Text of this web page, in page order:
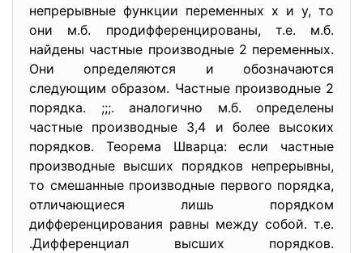
непрерывные функции переменных х и у, то
они м.б. продифференцированы, т.е. м.б.
найдены частные производные 2 переменных.
Они определяются и обозначаются
следующим образом. Частные производные 2
порядка. ;;;. аналогично м.б. определены
частные производные 3,4 и более высоких
порядков. Теорема Шварца: если частные
производные высших порядков непрерывны,
то смешанные производные первого порядка,
отличающиеся лишь порядком
дифференцирования равны между собой. т.е.
.Дифференциал высших порядков.